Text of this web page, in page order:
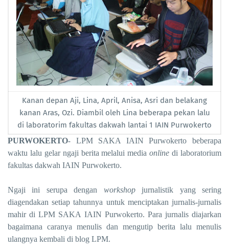
Kanan depan Aji, Lina, April, Anisa, Asri dan belakang
kanan Aras, Ozi. Diambil oleh Lina beberapa pekan lalu
di laboratorim fakultas dakwah lantai 1 IAIN Purwokerto
PURWOKERTO-
LPM SAKA IAIN Purwokerto beberapa
waktu lalu gelar ngaji berita melalui mediaonlinedi laboratorium
fakultas dakwah IAIN Purwokerto.
Ngaji ini serupa dengan workshopjurnalistik yang sering
diagendakan setiap tahunnya untuk menciptakan jurnalis-jurnalis
mahir di LPM SAKA IAIN Purwokerto. Para jurnalis diajarkan
bagaimana caranya menulis dan mengutip berita lalu menulis
ulangnya kembali di blog LPM.